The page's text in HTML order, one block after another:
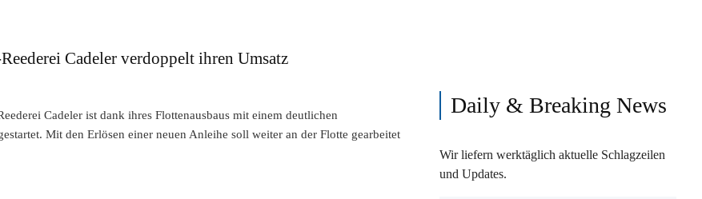
Cadeler verdoppelt ihren Umsatz
Cadeler ist dank ihres Flottenausbaus mit einem deutlichen
Mit den Erlösen einer neuen Anleihe soll weiter an der Flotte gearbeitet
Daily & Breaking News
Wir liefern werktäglich aktuelle Schlagzeilen
und Updates.